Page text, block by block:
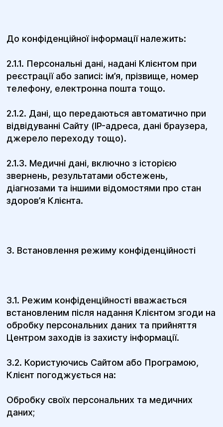
До конфіденційної інформації належить:
2.1.1. Персональні дані, надані Клієнтом при
реєстрації або записі: ім’я, прізвище, номер
телефону, електронна пошта тощо.
2.1.2. Дані, що передаються автоматично при
відвідуванні Сайту (IP-адреса, дані браузера,
джерело переходу тощо).
2.1.3. Медичні дані, включно з історією
звернень, результатами обстежень,
діагнозами та іншими відомостями про стан
здоров’я Клієнта.
3. Встановлення режиму конфіденційності
3.1. Режим конфіденційності вважається
встановленим після надання Клієнтом згоди на
обробку персональних даних та прийняття
Центром заходів із захисту інформації.
3.2. Користуючись Сайтом або Програмою,
Клієнт погоджується на:
Обробку своїх персональних та медичних
даних;